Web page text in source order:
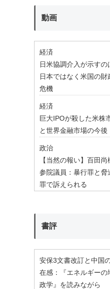
動画
経済
日米協調介入が示すの
日本ではなく米国の財
危機
経済
巨大IPOが殺した米株
と世界金融市場の今後
政治
【当然の報い】百田尚
参院議員：暴行罪と脅
罪で訴えられる
書評
安保3文書改訂と中国
在感：『エネルギーの
政学』を読みながら